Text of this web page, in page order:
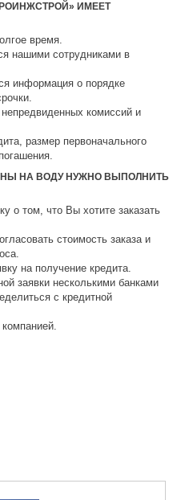
ИМЕЕТ
время.
нашими сотрудниками в
информация о порядке
комиссий и
размер первоначального
НА ВОДУ НУЖНО ВЫПОЛНИТЬ
о том, что Вы хотите заказать
стоимость заказа и
на получение кредита.
заявки несколькими банками
с кредитной